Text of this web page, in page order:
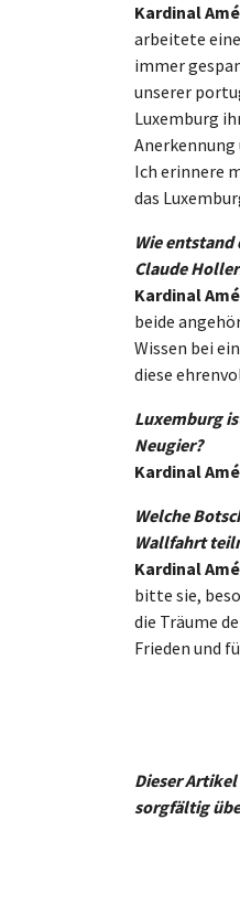
Kardinal
arbeitete
immer
unserer
Luxemburg
Anerkennung
Ich erinnere
das
Wie
Claude
Kardinal
beide
Wissen bei
diese
Luxemburg
Neugier?
Kardinal
Welche
Wallfahrt
Kardinal
bitte sie,
die Träume
Frieden und
Dieser
sorgfältig